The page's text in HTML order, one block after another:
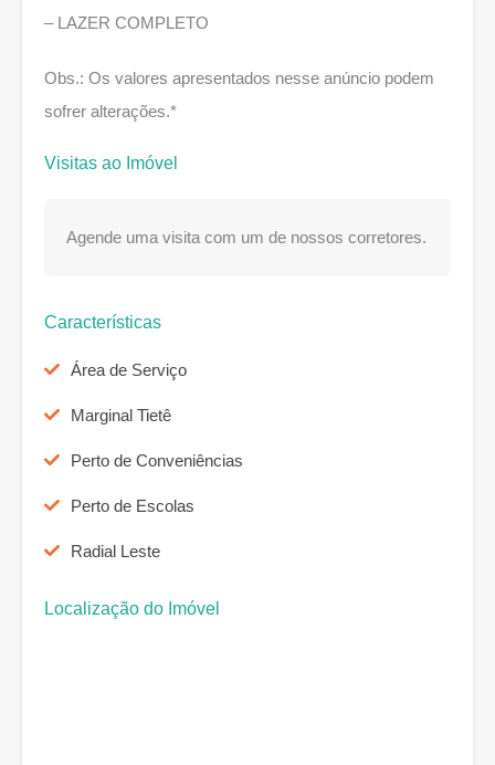
– LAZER COMPLETO
Obs.: Os valores apresentados nesse anúncio podem
sofrer alterações.*
Visitas ao Imóvel
Agende uma visita com um de nossos corretores.
Características
Área de Serviço
Marginal Tietê
Perto de Conveniências
Perto de Escolas
Radial Leste
Localização do Imóvel